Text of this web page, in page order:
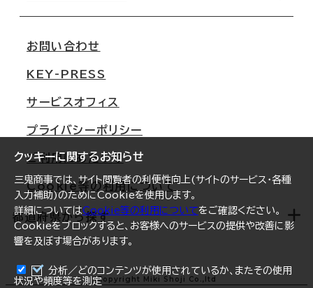
クッキーに関するお知らせ
三鬼商事では、サイト閲覧者の利便性向上(サイトのサービス・各種
入力補助)のためにCookieを使用します。
詳細についてはCookie等の利用についてをご確認ください。
Cookieをブロックすると、お客様へのサービスの提供や改善に影
響を及ぼす場合があります。
分析／どのコンテンツが使用されているか、またその使用
状況や頻度等を測定
移転スケジュール
オフィス移転Q&A
大阪
名古屋
札幌
仙台
横浜
福岡
オフィスリポート
ログイン
お問い合わせ
KEY-PRESS
サービスオフィス
プライバシーポリシー
ご利用にあたって
Cookie等の利用について
都道府県から探す
北海道 Copyright Miki Shoji Co.,ltd